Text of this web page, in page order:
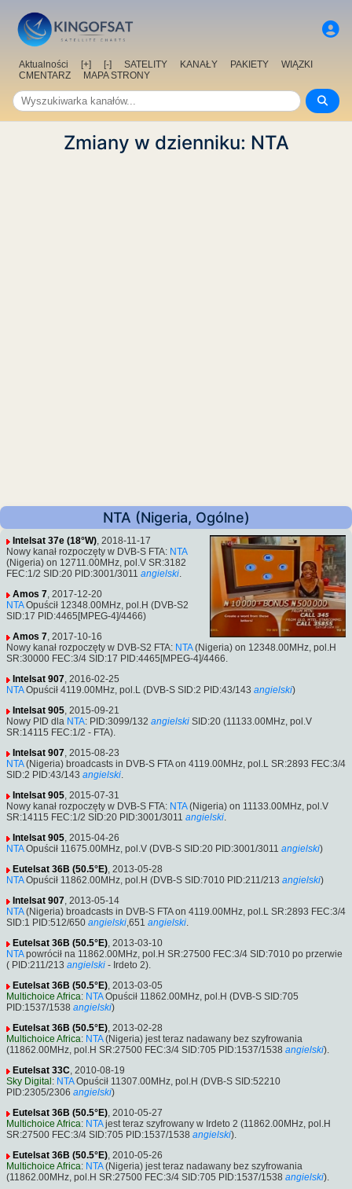
Aktualności [+] [-] SATELITY KANAŁY PAKIETY
WIĄZKI
CMENTARZ
MAPA STRONY
Zmiany w dzienniku: NTA
NTA (Nigeria, Ogólne)
Intelsat 37e (18°W), 2018-11-17
Nowy kanał rozpoczęty w DVB-S FTA: NTA
(Nigeria) on 12711.00MHz, pol.V SR:3182
FEC:1/2 SID:20 PID:3001/3011 angielski.
Amos 7, 2017-12-20
NTAOpuścił 12348.00MHz, pol.H (DVB-S2
SID:17 PID:4465[MPEG-4]/4466)
Amos 7, 2017-10-16
Nowy kanał rozpoczęty w DVB-S2 FTA: NTA(Nigeria) on 12348.00MHz, pol.H
SR:30000 FEC:3/4 SID:17 PID:4465[MPEG-4]/4466.
Intelsat 907, 2016-02-25
NTAOpuścił 4119.00MHz, pol.L (DVB-S SID:2 PID:43/143 angielski)
Intelsat 905, 2015-09-21
Nowy PID dla NTA: PID:3099/132 angielski SID:20 (11133.00MHz, pol.V
SR:14115 FEC:1/2 - FTA).
Intelsat 907, 2015-08-23
NTA(Nigeria) broadcasts in DVB-S FTA on 4119.00MHz, pol.L SR:2893 FEC:3/4
SID:2 PID:43/143 angielski.
Intelsat 905, 2015-07-31
Nowy kanał rozpoczęty w DVB-S FTA: NTA(Nigeria) on 11133.00MHz, pol.V
SR:14115 FEC:1/2 SID:20 PID:3001/3011 angielski.
Intelsat 905, 2015-04-26
NTAOpuścił 11675.00MHz, pol.V (DVB-S SID:20 PID:3001/3011 angielski)
Eutelsat 36B (50.5°E), 2013-05-28
NTAOpuścił 11862.00MHz, pol.H (DVB-S SID:7010 PID:211/213 angielski)
Intelsat 907, 2013-05-14
NTA(Nigeria) broadcasts in DVB-S FTA on 4119.00MHz, pol.L SR:2893 FEC:3/4
SID:1 PID:512/650 angielski,651 angielski.
Eutelsat 36B (50.5°E), 2013-03-10
NTApowrócił na 11862.00MHz, pol.H SR:27500 FEC:3/4 SID:7010 po przerwie
( PID:211/213 angielski - Irdeto 2).
Eutelsat 36B (50.5°E), 2013-03-05
Multichoice Africa: NTAOpuścił 11862.00MHz, pol.H (DVB-S SID:705
PID:1537/1538 angielski)
Eutelsat 36B (50.5°E), 2013-02-28
Multichoice Africa: NTA(Nigeria) jest teraz nadawany bez szyfrowania
(11862.00MHz, pol.H SR:27500 FEC:3/4 SID:705 PID:1537/1538 angielski).
Eutelsat 33C, 2010-08-19
Sky Digital : NTAOpuścił 11307.00MHz, pol.H (DVB-S SID:52210
PID:2305/2306 angielski)
Eutelsat 36B (50.5°E), 2010-05-27
Multichoice Africa: NTAjest teraz szyfrowany w Irdeto 2 (11862.00MHz, pol.H
SR:27500 FEC:3/4 SID:705 PID:1537/1538 angielski).
Eutelsat 36B (50.5°E), 2010-05-26
Multichoice Africa: NTA(Nigeria) jest teraz nadawany bez szyfrowania
(11862.00MHz, pol.H SR:27500 FEC:3/4 SID:705 PID:1537/1538 angielski).